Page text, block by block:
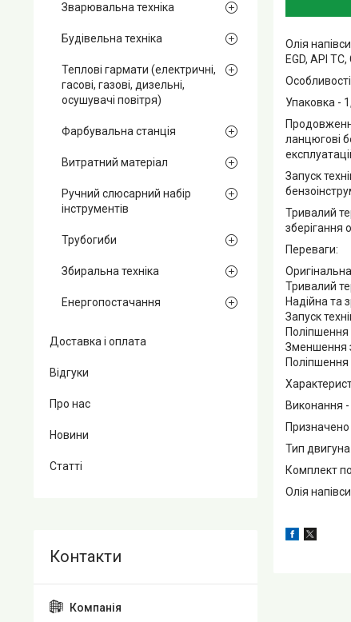
Олія
EGD, API
Упаковка -
ланцюгові
Запуск
Тривалий
зберігання
Переваги:
Тривалий
Надійна та
Запуск
Поліпшення
Зменшення
Виконання
Тип
Комплект
Олія
Зварювальна техніка
Будівельна техніка
Теплові гармати (електричні,
гасові, газові, дизельні,
осушувачі повітря)
Фарбувальна станція
Витратний матеріал
Ручний слюсарний набір
інструментів
Трубогиби
Збиральна техніка
Енергопостачання
Доставка і оплата
Відгуки
Про нас
Новини
Статті